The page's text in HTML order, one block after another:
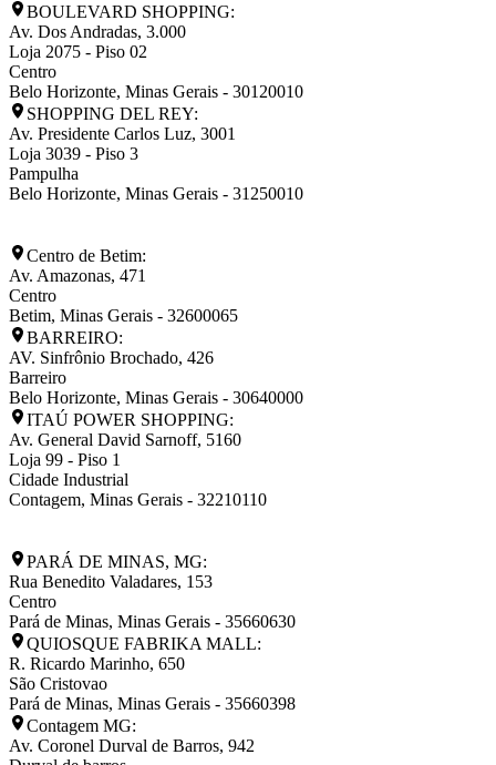
BOULEVARD SHOPPING:
Av. Dos Andradas, 3.000
Loja 2075 - Piso 02
Centro
Belo Horizonte, Minas Gerais - 30120010
SHOPPING DEL REY:
Av. Presidente Carlos Luz, 3001
Loja 3039 - Piso 3
Pampulha
Belo Horizonte, Minas Gerais - 31250010
Centro de Betim:
Av. Amazonas, 471
Centro
Betim, Minas Gerais - 32600065
BARREIRO:
AV. Sinfrônio Brochado, 426
Barreiro
Belo Horizonte, Minas Gerais - 30640000
ITAÚ POWER SHOPPING:
Av. General David Sarnoff, 5160
Loja 99 - Piso 1
Cidade Industrial
Contagem, Minas Gerais - 32210110
PARÁ DE MINAS, MG:
Rua Benedito Valadares, 153
Centro
Pará de Minas, Minas Gerais - 35660630
QUIOSQUE FABRIKA MALL:
R. Ricardo Marinho, 650
São Cristovao
Pará de Minas, Minas Gerais - 35660398
Contagem MG:
Av. Coronel Durval de Barros, 942